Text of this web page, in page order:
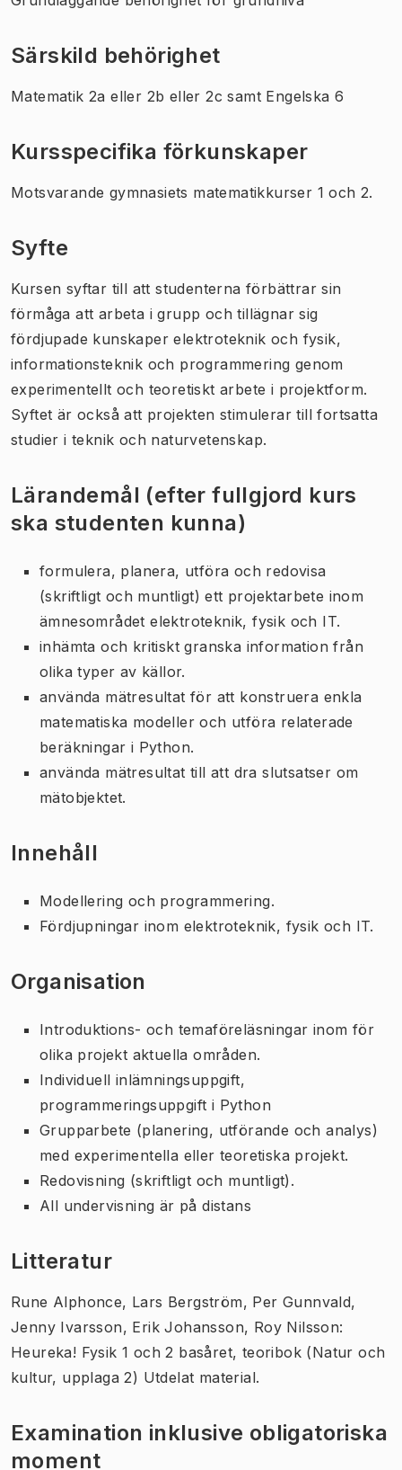
Särskild behörighet
Matematik 2a eller 2b eller 2c samt Engelska 6
Kursspecifika förkunskaper
Motsvarande gymnasiets matematikkurser 1 och 2.
Syfte
Kursen syftar till att studenterna förbättrar sin
förmåga att arbeta i grupp och tillägnar sig
fördjupade kunskaper elektroteknik och fysik,
informationsteknik och programmering genom
experimentellt och teoretiskt arbete i projektform.
Syftet är också att projekten stimulerar till fortsatta
studier i teknik och naturvetenskap.
Lärandemål (efter fullgjord kurs
ska studenten kunna)
formulera, planera, utföra och redovisa
(skriftligt och muntligt) ett projektarbete inom
ämnesområdet elektroteknik, fysik och IT.
inhämta och kritiskt granska information från
olika typer av källor.
använda mätresultat för att konstruera enkla
matematiska modeller och utföra relaterade
beräkningar i Python.
använda mätresultat till att dra slutsatser om
mätobjektet.
Innehåll
Modellering och programmering.
Fördjupningar inom elektroteknik, fysik och IT.
Organisation
Introduktions- och temaföreläsningar inom för
olika projekt aktuella områden.
Individuell inlämningsuppgift,
programmeringsuppgift i Python
Grupparbete (planering, utförande och analys)
med experimentella eller teoretiska projekt.
Redovisning (skriftligt och muntligt).
All undervisning är på distans
Litteratur
Rune Alphonce, Lars Bergström, Per Gunnvald,
Jenny Ivarsson, Erik Johansson, Roy Nilsson:
Heureka! Fysik 1 och 2 basåret, teoribok (Natur och
kultur, upplaga 2) Utdelat material.
Examination inklusive obligatoriska
moment